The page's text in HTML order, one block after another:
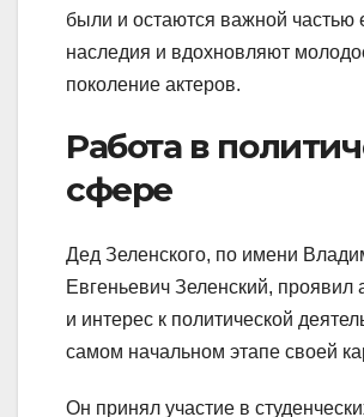
были и остаются важной частью
наследия и вдохновляют
поколение актеров.
Работа в
сфере
Дед Зеленского, по имени
Евгеньевич Зеленский, проявил
и интерес к политической
самом начальном этапе своей
Он принял участие в